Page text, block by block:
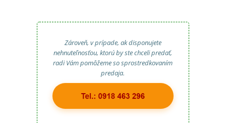
Zároveň, v prípade, ak disponujete
nehnuteľnosťou, ktorú by ste chceli predať,
radi Vám pomôžeme so sprostredkovaním
predaja.